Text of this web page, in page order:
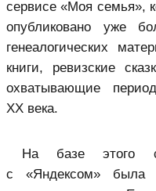
сервисе «Моя семья»,
опубликовано уже
генеалогических
книги, ревизские
охватывающие
XX века.
На базе этого
с «Яндексом» была